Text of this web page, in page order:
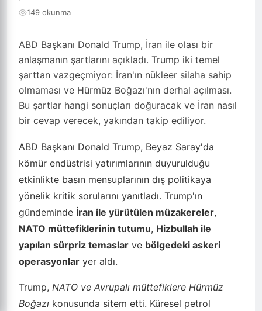
ABD Başkanı Donald Trump, İran ile olası bir
anlaşmanın şartlarını açıkladı. Trump iki temel
şarttan vazgeçmiyor: İran'ın nükleer silaha sahip
olmaması ve Hürmüz Boğazı'nın derhal açılması.
Bu şartlar hangi sonuçları doğuracak ve İran nasıl
bir cevap verecek, yakından takip ediliyor.
149 okunma
ABD Başkanı Donald Trump, Beyaz Saray'da
kömür endüstrisi yatırımlarının duyurulduğu
etkinlikte basın mensuplarının dış politikaya
yönelik kritik sorularını yanıtladı. Trump'ın
gündeminde İran ile yürütülen müzakereler,
NATO müttefiklerinin tutumu, Hizbullah ile
yapılan sürpriz temaslar ve bölgedeki askeri
operasyonlar yer aldı.
Trump, NATO ve Avrupalı müttefiklere Hürmüz
Boğazı konusunda sitem etti. Küresel petrol